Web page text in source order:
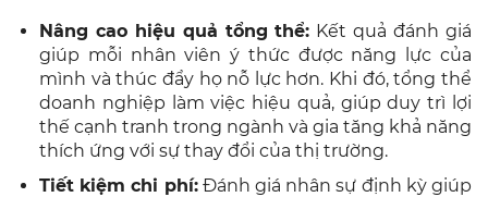
Nâng cao hiệu quả tổng thể: Kết quả đánh giá
giúp mỗi nhân viên ý thức được năng lực của
mình và thúc đẩy họ nỗ lực hơn. Khi đó, tổng thể
doanh nghiệp làm việc hiệu quả, giúp duy trì lợi
thế cạnh tranh trong ngành và gia tăng khả năng
thích ứng với sự thay đổi của thị trường.
Tiết kiệm chi phí:Đánh giá nhân sự định kỳ giúp